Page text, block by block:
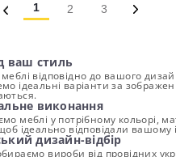
1 2 3
ваш стиль
відповідно до вашого
ідеальні варіанти за
виконання
меблі у потрібному кольорі,
ідеально відповідали вашому
дизайн-відбір
вироби від провідних